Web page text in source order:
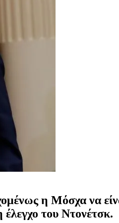
η Μόσχα να
του Ντονέτσκ.